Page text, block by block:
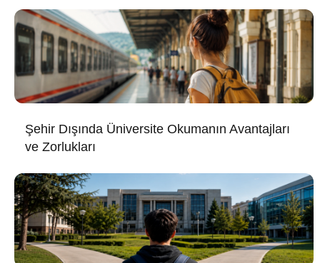
Şehir Dışında Üniversite Okumanın Avantajları
ve Zorlukları